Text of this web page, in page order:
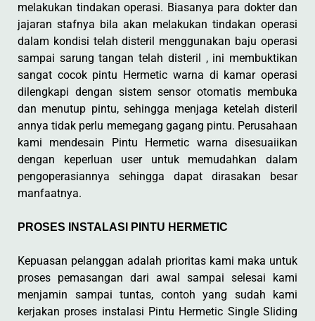
melakukan tindakan operasi. Biasanya para dokter dan
jajaran stafnya bila akan melakukan tindakan operasi
dalam kondisi telah disteril menggunakan baju operasi
sampai sarung tangan telah disteril , ini membuktikan
sangat cocok pintu Hermetic warna di kamar operasi
dilengkapi dengan sistem sensor otomatis membuka
dan menutup pintu, sehingga menjaga ketelah disteril
annya tidak perlu memegang gagang pintu. Perusahaan
kami mendesain Pintu Hermetic warna disesuaiikan
dengan keperluan user untuk memudahkan dalam
pengoperasiannya sehingga dapat dirasakan besar
manfaatnya.
PROSES INSTALASI PINTU HERMETIC
Kepuasan pelanggan adalah prioritas kami maka untuk
proses pemasangan dari awal sampai selesai kami
menjamin sampai tuntas, contoh yang sudah kami
kerjakan proses instalasi Pintu Hermetic Single Sliding